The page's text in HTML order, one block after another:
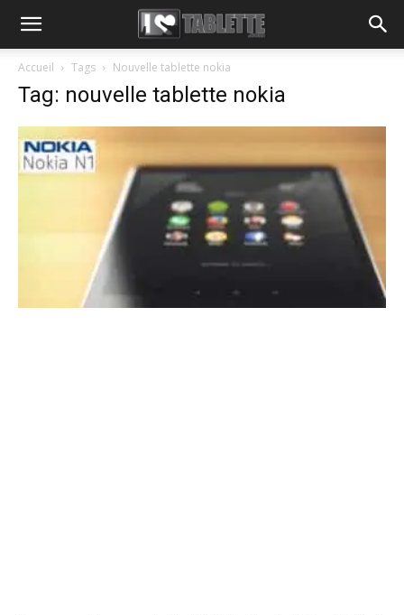
Accueil Tags Nouvelle tablette nokia
Tag: nouvelle tablette nokia